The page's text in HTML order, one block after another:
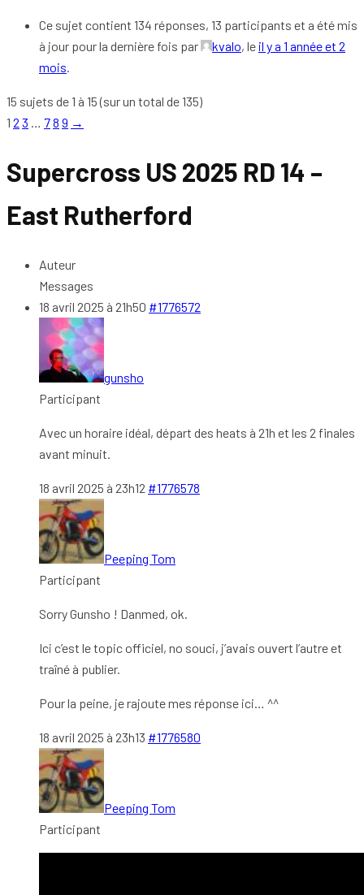
Ce sujet contient 134 réponses, 13 participants et a été mis
à jour pour la dernière fois par
kvalo, le il y a 1 année et 2
mois.
15 sujets de 1 à 15 (sur un total de 135)
1 2 3 … 78 9 →
Supercross US 2025 RD 14 –
East Rutherford
Auteur
Messages
18 avril 2025 à 21h50 #1776572
gunsho
Participant
Avec un horaire idéal, départ des heats à 21h et les 2 finales
avant minuit.
18 avril 2025 à 23h12 #1776578
Peeping Tom
Participant
Sorry Gunsho ! Danmed, ok.
Ici c’est le topic officiel, no souci, j’avais ouvert l’autre et
traîné à publier.
Pour la peine, je rajoute mes réponse ici… ^^
18 avril 2025 à 23h13 #1776580
Peeping Tom
Participant